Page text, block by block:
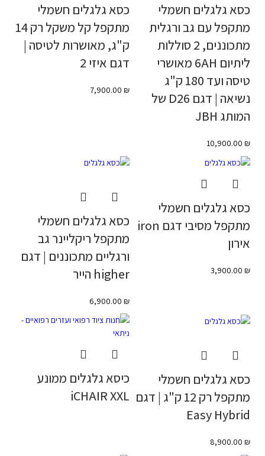
כסא גלגלים חשמלי
מתקפל עם גב ורגלית
מתכוננים, 2 סוללות
ליתיום 6AH מאושרי
טיסה ועד 180 ק"ג
נשיאה | דגם D26 של
המותג JBH
10,900.00 ₪
כסא גלגלים חשמלי
מתקפל קל משקל רק 14
ק"ג, מאושרות לטיסה |
דגם איזי 2
7,900.00 ₪
כסא גלגלים חשמלי
מתקפל מסיבי דגם iron
אירון
3,900.00 ₪
כסא גלגלים חשמלי
מתקפל ריקליינר גב
ורגליים מתכוננים | דגם
higher הייר
6,900.00 ₪
כסא גלגלים חשמלי
מתקפל רק 12 ק"ג | דגם
Easy Hybrid
8,900.00 ₪
כיסא גלגלים ממונע
iCHAIR XXL